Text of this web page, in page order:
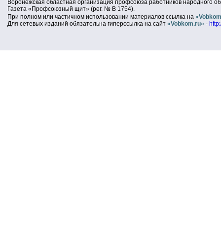
Воронежская областная организация профсоюза работников народного
Газета «Профсоюзный щит» (рег. № В 1754).
При полном или частичном использовании материалов ссылка на
Для сетевых изданий обязательна гиперссылка на сайт «Vobkom.ru» -